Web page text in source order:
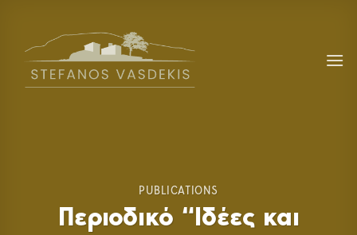
content
PUBLICATIONS
Περιοδικό “Ιδέες και